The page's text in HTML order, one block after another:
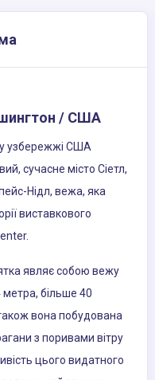
/ США
узбережжі США
сучасне місто Сіетл,
Нідл, вежа, яка
виставкового
являє собою вежу
більше 40
вона побудована
з поривами вітру
цього видатного